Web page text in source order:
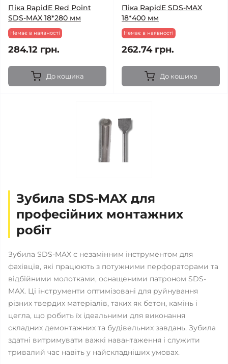
Піка RapidE Red Point
SDS-MAX 18*280 мм
Немає в наявності
284.12 грн.
До кошика
Піка RapidE SDS-MAX
18*400 мм
Немає в наявності
262.74 грн.
До кошика
Зубила SDS-MAX для
професійних монтажних
робіт
Зубила SDS-MAX є незамінним інструментом для
фахівців, які працюють з потужними перфораторами та
відбійними молотками, оснащеними патроном SDS-
MAX. Ці інструменти оптимізовані для руйнування
різних твердих матеріалів, таких як бетон, камінь і
цегла, що робить їх ідеальними для виконання
складних демонтажних та будівельних завдань. Зубила
здатні витримувати важкі навантаження і служити
тривалий час навіть у найскладніших умовах.